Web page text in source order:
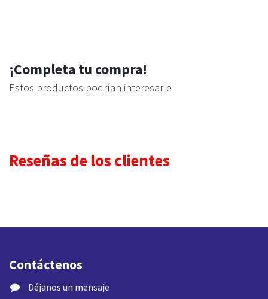
¡Completa tu compra!
Estos productos podrían interesarle
Reseñas de los clientes
Contáctenos
​ Déjanos un mensaje